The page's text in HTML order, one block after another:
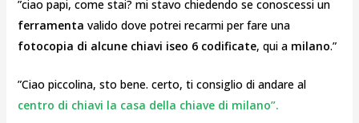
”ciao papi, come stai? mi stavo chiedendo se conoscessi un
ferramenta valido dove potrei recarmi per fare una
fotocopia di alcune chiavi iseo 6 codificate, qui a milano.”
”Ciao piccolina, sto bene. certo, ti consiglio di andare al
centro di chiavi la casa della chiave di milano”.